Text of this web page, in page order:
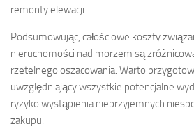
remonty elewacji.
Podsumowując, całościowe koszty
nieruchomości nad morzem są
rzetelnego oszacowania. Warto
uwzględniający wszystkie potencjalne
ryzyko wystąpienia nieprzyjemnych
zakupu.